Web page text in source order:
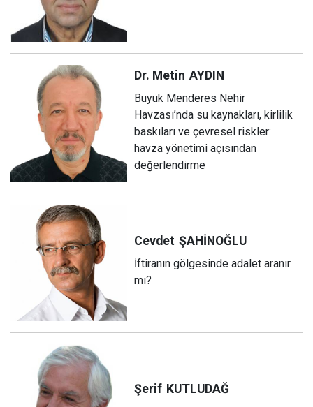
Dr. Metin AYDIN
Büyük Menderes Nehir
Havzası’nda su kaynakları, kirlilik
baskıları ve çevresel riskler:
havza yönetimi açısından
değerlendirme
Cevdet ŞAHİNOĞLU
İftiranın gölgesinde adalet aranır
mı?
Şerif KUTLUDAĞ